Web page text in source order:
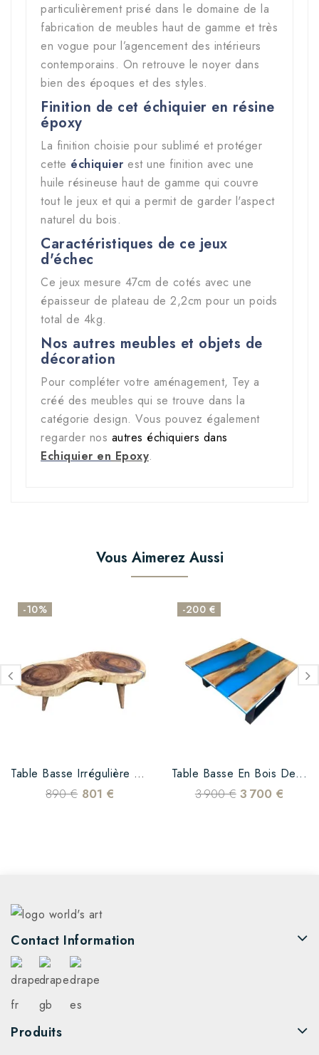
particulièrement prisé dans le domaine de la
fabrication de meubles haut de gamme et très
en vogue pour l’agencement des intérieurs
contemporains. On retrouve le noyer dans
bien des époques et des styles.
Finition de cet échiquier en résine
époxy
La finition choisie pour sublimé et protéger
cette échiquier est une finition avec une
huile résineuse haut de gamme qui couvre
tout le jeux et qui a permit de garder l'aspect
naturel du bois.
Caractéristiques de ce jeux
d'échec
Ce jeux mesure 47cm de cotés avec une
épaisseur de plateau de 2,2cm pour un poids
total de 4kg.
Nos autres meubles et objets de
décoration
Pour compléter votre aménagement, Tey a
créé des meubles qui se trouve dans la
catégorie design. Vous pouvez également
regarder nos autres échiquiers dans
Echiquier en Epoxy.
Vous Aimerez Aussi
Table Basse Irrégulière En...
890 €
-10%
801 €
Table Basse En Bois De...
3 900 €
-200 €
3 700 €
Contact Information
Produits